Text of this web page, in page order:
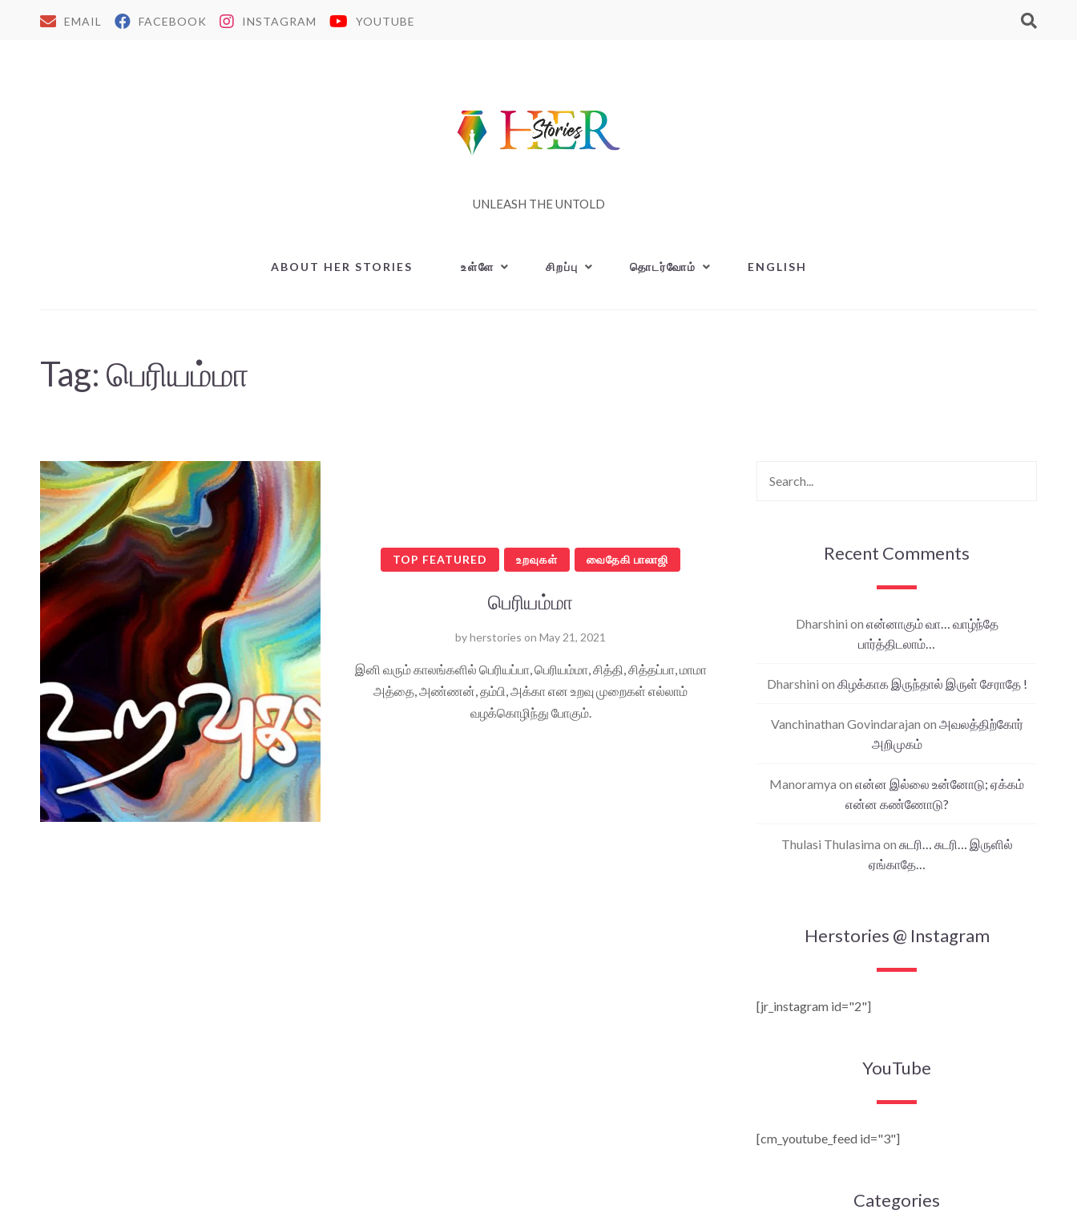
EMAIL FACEBOOK INSTAGRAM YOUTUBE
UNLEASH THE UNTOLD
ABOUT HER STORIES உள்ளே சிறப்பு தொடர்வோம் ENGLISH
Tag: பெரியம்மா
TOP FEATURED உறவுகள் வைதேகி பாலாஜி
பெரியம்மா
byherstories on May 21, 2021
இனி வரும் காலங்களில் பெரியப்பா, பெரியம்மா, சித்தி, சித்தப்பா, மாமா
அத்தை, அண்ணன், தம்பி, அக்கா என உறவு முறைகள் எல்லாம்
வழக்கொழிந்து போகும்.
Recent Comments
Dharshini on என்னாகும் வா… வாழ்ந்தே
பார்த்திடலாம்…
Dharshini on கிழக்காக இருந்தால் இருள் சேராதே !
Vanchinathan Govindarajan on அவலத்திற்கோர்
அறிமுகம்
Manoramya on என்ன இல்லை உன்னோடு; ஏக்கம்
என்ன கண்ணோடு?
Thulasi Thulasima on சுடரி… சுடரி… இருளில்
ஏங்காதே…
Herstories @ Instagram
[jr_instagram id="2"]
YouTube
[cm_youtube_feed id="3"]
Categories